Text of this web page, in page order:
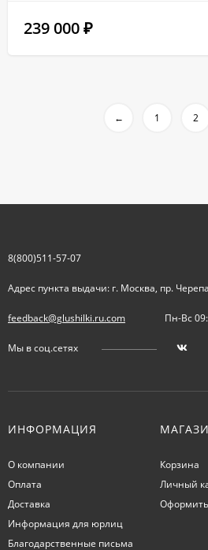
239 000 ₽
← 1 2
8(800)511-57-07
Адрес пункта выдачи: г. Москва, пр.
feedback@glushilki.ru.com Пн-Вс
Мы в соц.сетях
ИНФОРМАЦИЯ
О компании
Оплата
Доставка
Информация для юрлиц
Благодарственные письма
Корзина
Личный
Оформить